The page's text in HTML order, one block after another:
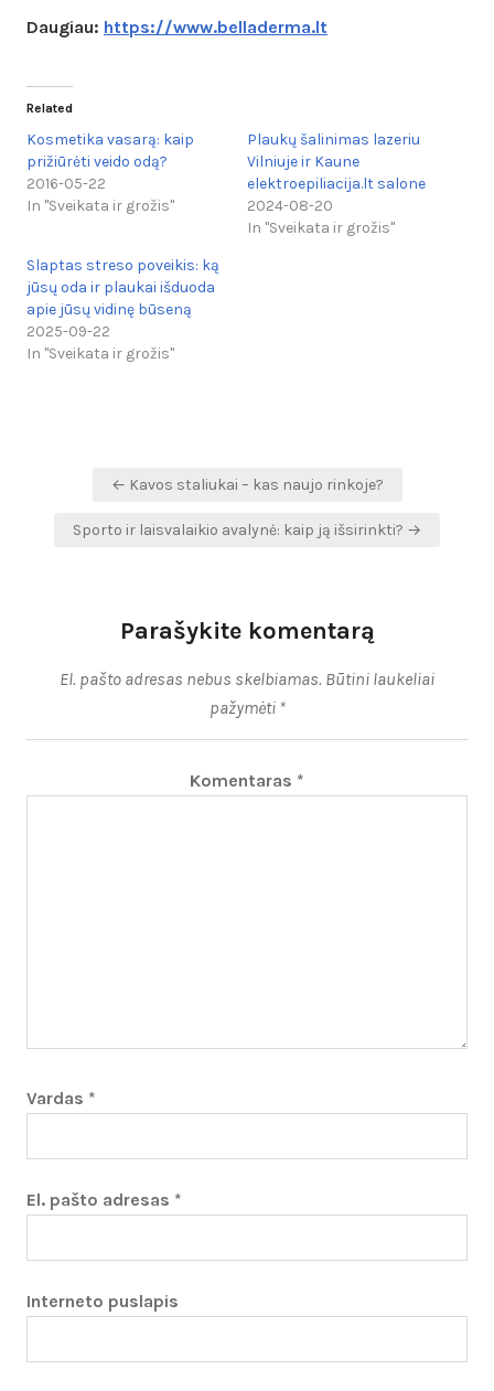
Daugiau: https://www.belladerma.lt
Related
Kosmetika vasarą: kaip
prižiūrėti veido odą?
2016-05-22
In "Sveikata ir grožis"
Plaukų šalinimas lazeriu
Vilniuje ir Kaune
elektroepiliacija.lt salone
2024-08-20
In "Sveikata ir grožis"
Slaptas streso poveikis: ką
jūsų oda ir plaukai išduoda
apie jūsų vidinę būseną
2025-09-22
In "Sveikata ir grožis"
Navigacija
įrašų
← Kavos staliukai – kas naujo rinkoje?
Sporto ir laisvalaikio avalynė: kaip ją išsirinkti? →
Parašykite komentarą
El. pašto adresas nebus skelbiamas. Būtini laukeliai
pažymėti *
Komentaras *
Vardas *
El. pašto adresas *
Interneto puslapis